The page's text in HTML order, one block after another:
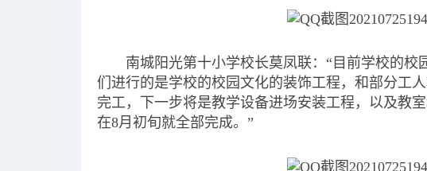
南城阳光第十小学校长莫凤联：“目前学校的
们进行的是学校的校园文化的装饰工程，和部分工
完工，下一步将是教学设备进场安装工程，以及教
在8月初旬就全部完成。”